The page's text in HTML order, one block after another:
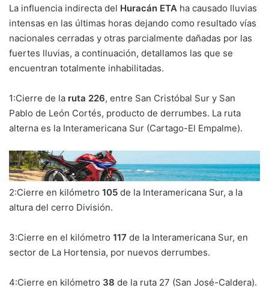
La influencia indirecta del Huracán ETA ha causado lluvias
intensas en las últimas horas dejando como resultado vías
nacionales cerradas y otras parcialmente dañadas por las
fuertes lluvias, a continuación, detallamos las que se
encuentran totalmente inhabilitadas.
1:Cierre de la ruta 226, entre San Cristóbal Sur y San
Pablo de León Cortés, producto de derrumbes. La ruta
alterna es la Interamericana Sur (Cartago-El Empalme).
2:Cierre en kilómetro 105 de la Interamericana Sur, a la
altura del cerro División.
3:Cierre en el kilómetro 117 de la Interamericana Sur, en
sector de La Hortensia, por nuevos derrumbes.
4:Cierre en kilómetro 38 de la ruta 27 (San José-Caldera).